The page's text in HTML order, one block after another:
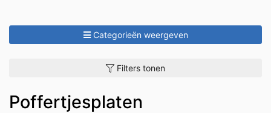
Categorieën weergeven
Filters tonen
Poffertjesplaten